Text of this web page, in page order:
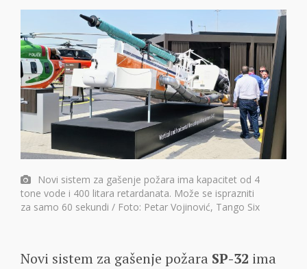
Novi sistem za gašenje požara ima kapacitet od 4
tone vode i 400 litara retardanata. Može se isprazniti
za samo 60 sekundi / Foto: Petar Vojinović, Tango Six
Novi sistem za gašenje požara SP-32 ima